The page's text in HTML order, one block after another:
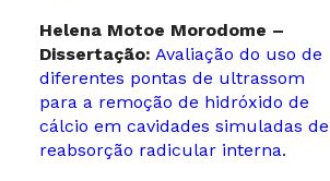
Helena Motoe Morodome –
Dissertação: Avaliação do uso de
diferentes pontas de ultrassom
para a remoção de hidróxido de
cálcio em cavidades simuladas de
reabsorção radicular interna.